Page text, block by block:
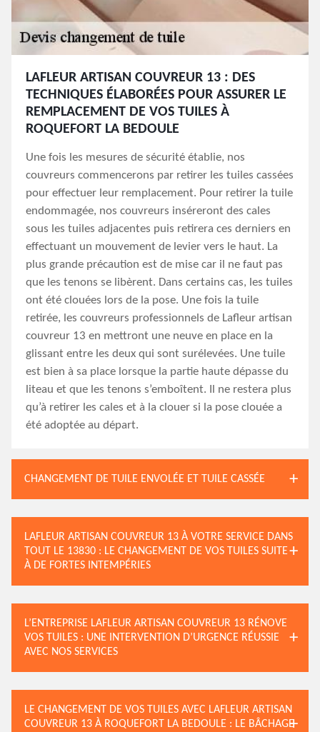
LAFLEUR ARTISAN COUVREUR 13 : DES
TECHNIQUES ÉLABORÉES POUR ASSURER LE
REMPLACEMENT DE VOS TUILES À
ROQUEFORT LA BEDOULE
Une fois les mesures de sécurité établie, nos
couvreurs commencerons par retirer les tuiles cassées
pour effectuer leur remplacement. Pour retirer la tuile
endommagée, nos couvreurs inséreront des cales
sous les tuiles adjacentes puis retirera ces derniers en
effectuant un mouvement de levier vers le haut. La
plus grande précaution est de mise car il ne faut pas
que les tenons se libèrent. Dans certains cas, les tuiles
ont été clouées lors de la pose. Une fois la tuile
retirée, les couvreurs professionnels de Lafleur artisan
couvreur 13 en mettront une neuve en place en la
glissant entre les deux qui sont surélevées. Une tuile
est bien à sa place lorsque la partie haute dépasse du
liteau et que les tenons s’emboîtent. Il ne restera plus
qu’à retirer les cales et à la clouer si la pose clouée a
été adoptée au départ.
CHANGEMENT DE TUILE ENVOLÉE ET TUILE CASSÉE
LAFLEUR ARTISAN COUVREUR 13 À VOTRE SERVICE DANS
TOUT LE 13830 : LE CHANGEMENT DE VOS TUILES SUITE
À DE FORTES INTEMPÉRIES
L’ENTREPRISE LAFLEUR ARTISAN COUVREUR 13 RÉNOVE
VOS TUILES : UNE INTERVENTION D’URGENCE RÉUSSIE
AVEC NOS SERVICES
LE CHANGEMENT DE VOS TUILES AVEC LAFLEUR ARTISAN
COUVREUR 13 À ROQUEFORT LA BEDOULE : LE BÂCHAGE